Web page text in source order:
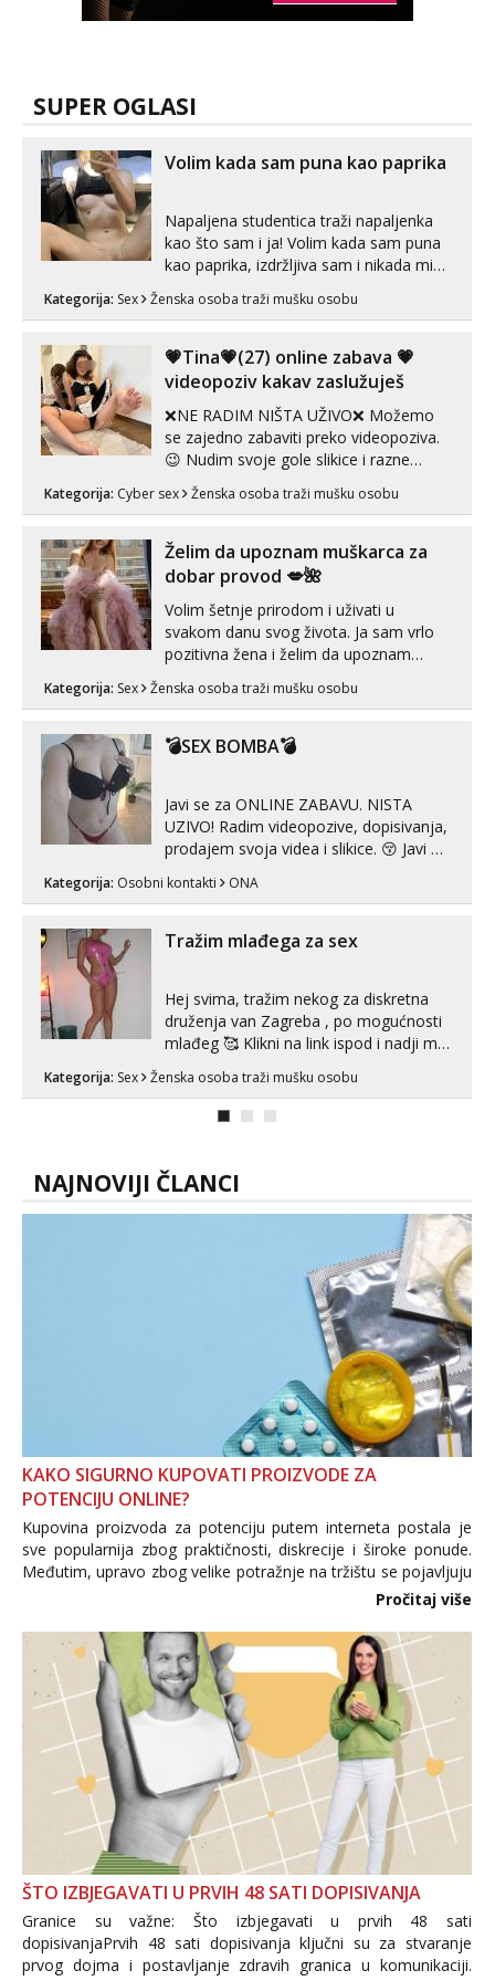
SUPER OGLASI
Volim kada sam puna kao paprika
Napaljena studentica traži napaljenka
kao što sam i ja! Volim kada sam puna
kao paprika, izdržljiva sam i nikada mi
puta dnevno bilo kad i bilo gdje zato se
link ispod i nadji me tamo, cekam te!
Kategorija: Sex Ženska osoba traži mušku osobu
💗Tina💗(27) online zabava 💗
videopoziv kakav zaslužuješ
❌NE RADIM NIŠTA UŽIVO❌ Možemo
se zajedno zabaviti preko videopoziva.
😉 Nudim svoje gole slikice i razne
videouradke. 🤩 Za online zabavu pošalji
poruku na Whatsapp, Telegram ili Viber.
autentičnosti možeš me vidjeti na
videopozivu. 😉 S vama sam vec 5 ...
Kategorija: Cyber sex Ženska osoba traži mušku osobu
Želim da upoznam muškarca za
dobar provod 💋🌺
Volim šetnje prirodom i uživati u
svakom danu svog života. Ja sam vrlo
pozitivna žena i želim da upoznam
može i nešto više.💋🌺 Klikni na link
Kategorija: Sex Ženska osoba traži mušku osobu
💣SEX BOMBA💣
Javi se za ONLINE ZABAVU. NISTA
UZIVO! Radim videopozive, dopisivanja,
prodajem svoja videa i slikice. 😚 Javi mi
Telegram. +385 91 723 0045
Kategorija: Osobni kontakti ONA
Tražim mlađega za sex
Hej svima, tražim nekog za diskretna
druženja van Zagreba , po mogućnosti
mlađeg 🥰 Klikni na link ispod i nadji me
Kategorija: Sex Ženska osoba traži mušku osobu
NAJNOVIJI ČLANCI
KAKO SIGURNO KUPOVATI PROIZVODE ZA
POTENCIJU ONLINE?
Kupovina proizvoda za potenciju putem interneta postala je
sve popularnija zbog praktičnosti, diskrecije i široke ponude.
Međutim, upravo zbog velike potražnje na tržištu se pojavljuju
i brojni krivotvoreni proizvodi, nepouzdane internetske
Pročitaj više
ŠTO IZBJEGAVATI U PRVIH 48 SATI DOPISIVANJA
Granice su važne: Što izbjegavati u prvih 48 sati
dopisivanjaPrvih 48 sati dopisivanja ključni su za stvaranje
prvog dojma i postavljanje zdravih granica u komunikaciji.